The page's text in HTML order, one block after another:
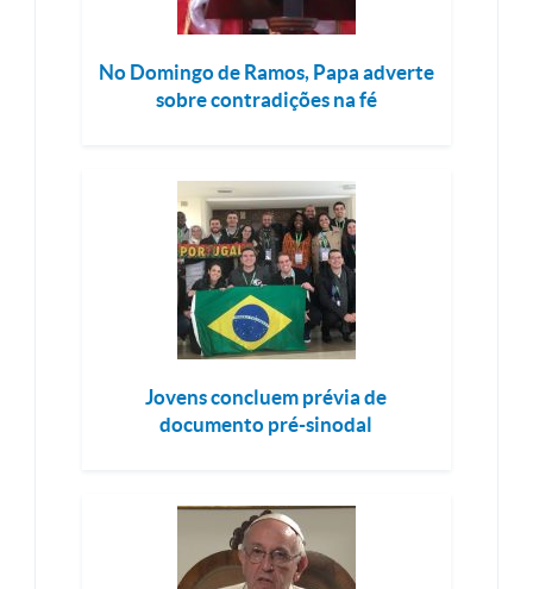
No Domingo de Ramos, Papa adverte
sobre contradições na fé
Jovens concluem prévia de
documento pré-sinodal